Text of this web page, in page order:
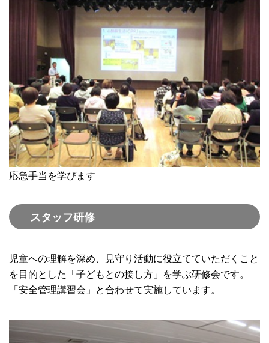
応急手当を学びます
スタッフ研修
児童への理解を深め、見守り活動に役立てていただくこと
を目的とした「子どもとの接し方」を学ぶ研修会です。
「安全管理講習会」と合わせて実施しています。